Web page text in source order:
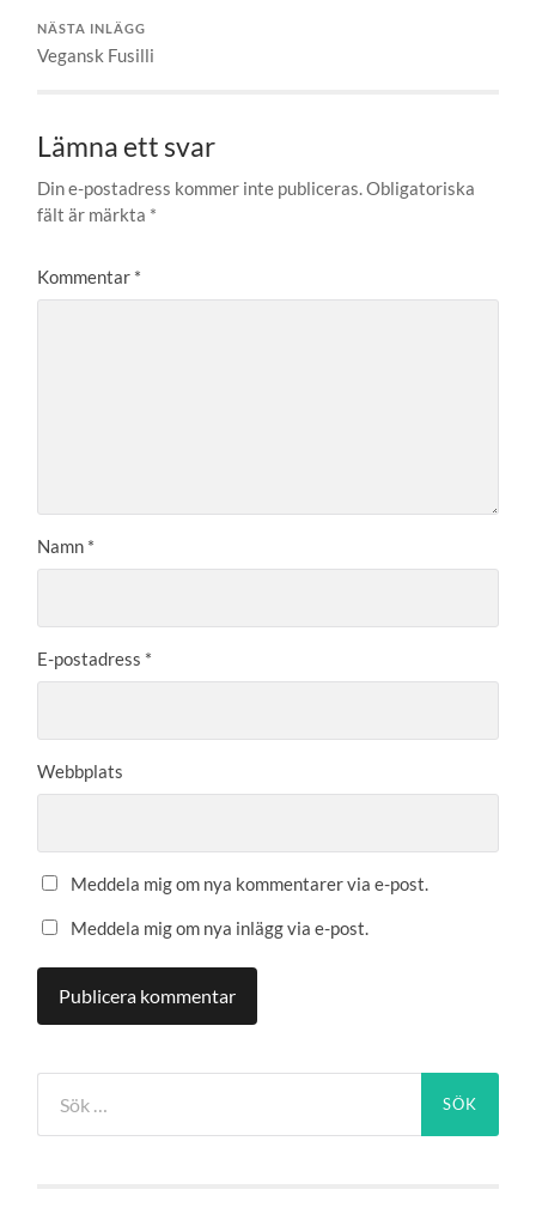
NÄSTA INLÄGG
Vegansk Fusilli
Lämna ett svar
Din e-postadress kommer inte publiceras.Obligatoriska
fält är märkta *
Kommentar *
Namn *
E-postadress *
Webbplats
Meddela mig om nya kommentarer via e-post.
Meddela mig om nya inlägg via e-post.
efter: